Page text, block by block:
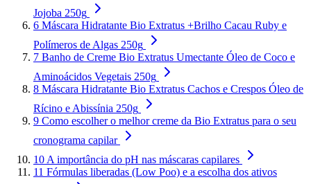
Jojoba 250g
6 Máscara Hidratante Bio Extratus +Brilho Cacau Ruby e
Polímeros de Algas 250g
7 Banho de Creme Bio Extratus Umectante Óleo de Coco e
Aminoácidos Vegetais 250g
8 Máscara Hidratante Bio Extratus Cachos e Crespos Óleo de
Rícino e Abissínia 250g
9 Como escolher o melhor creme da Bio Extratus para o seu
cronograma capilar
10 A importância do pH nas máscaras capilares
11 Fórmulas liberadas (Low Poo) e a escolha dos ativos